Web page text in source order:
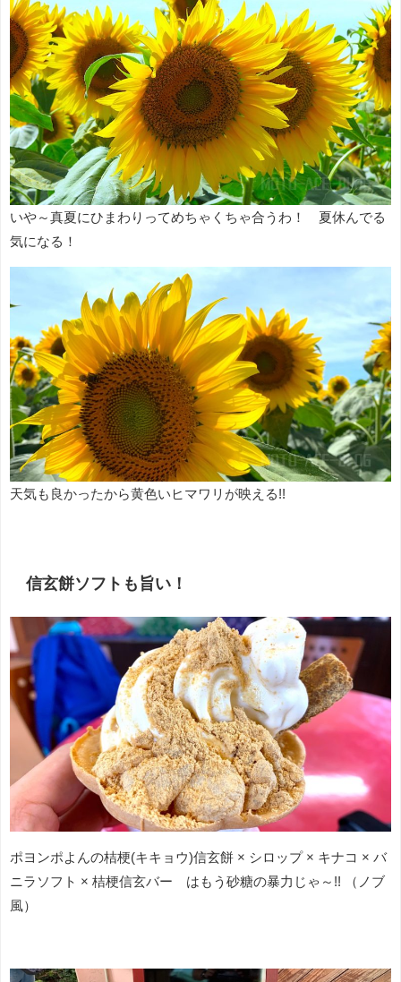
いや～真夏にひまわりってめちゃくちゃ合うわ！ 夏休んでる
気になる！
天気も良かったから黄色いヒマワリが映える!!
信玄餅ソフトも旨い！
ポヨンポよんの桔梗(キキョウ)信玄餅 × シロップ × キナコ × バ
ニラソフト × 桔梗信玄バー はもう砂糖の暴力じゃ～!! （ノブ
風）